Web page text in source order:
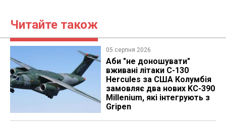
Читайте також
05 серпня 2026
Аби "не доношувати"
вживані літаки C-130
Hercules за США Колумбія
замовляє два нових KC-390
Millenium, які інтегрують з
Gripen